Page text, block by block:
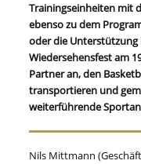
Trainingseinheiten mit
ebenso zu dem
oder die
Wiedersehensfest am
Partner an, den
transportieren und
weiterführende
Nils Mittmann